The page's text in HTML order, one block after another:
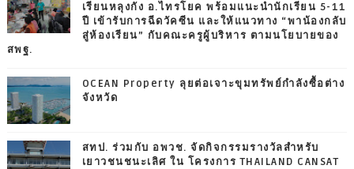
เรียนหลุงกัง อ.ไทรโยค พร้อมแนะนำนักเรียน 5-11
ปี เข้ารับการฉีดวัคซีน และให้แนวทาง “พาน้องกลับ
สู่ห้องเรียน” กับคณะครูผู้บริหาร ตามนโยบายของ
สพฐ.
OCEAN Property ลุยต่อเจาะขุมทรัพย์กำลังซื้อต่าง
จังหวัด
สทป. ร่วมกับ อพวช. จัดกิจกรรมรางวัลสำหรับ
เยาวชนชนะเลิศ ใน โครงการ THAILAND CANSAT